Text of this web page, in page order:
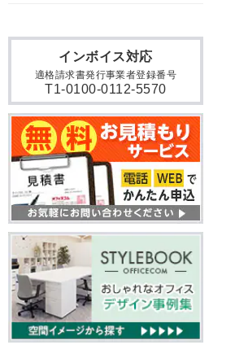
インボイス対応
適格請求書発行事業者登録番号
T1-0100-0112-5570